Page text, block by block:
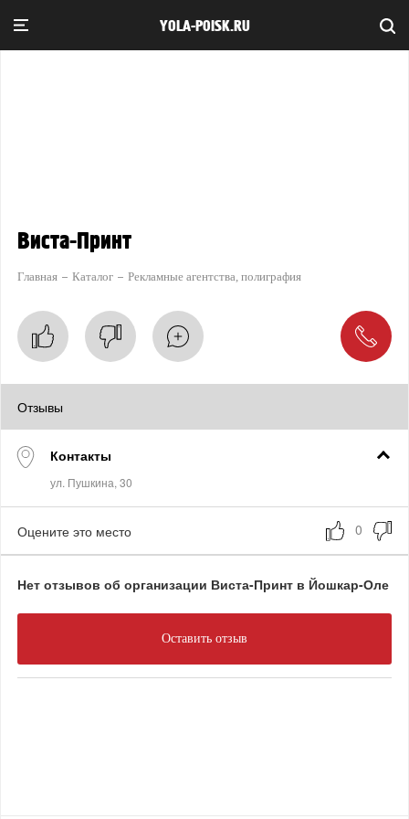
YOLA-POISK.RU
Виста-Принт
Главная Каталог Рекламные агентства, полиграфия
Отзывы
Контакты
Оцените это место
Нет отзывов об организации Виста-Принт в Йошкар-Оле
Оставить отзыв